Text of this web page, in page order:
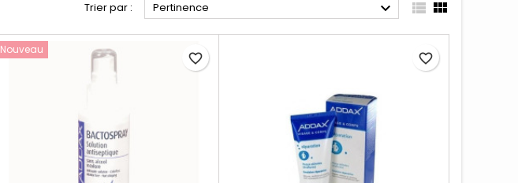
Trier par : Pertinence   
Nouveau
favorite_border favorite_border